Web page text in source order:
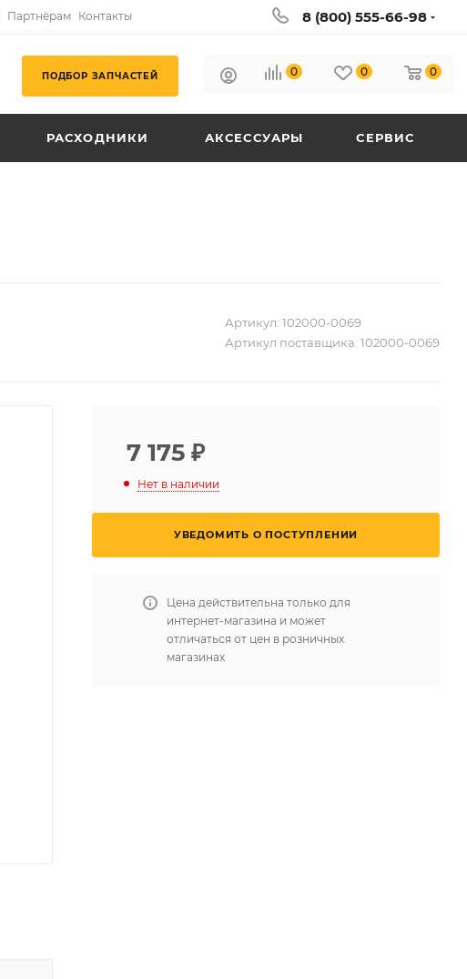
Партнёрам Контакты 8 (800) 555-66-98
ПОДБОР ЗАПЧАСТЕЙ 0 0 0
РАСХОДНИКИ АКСЕССУАРЫ СЕРВИС
Артикул: 102000-0069
Артикул поставщика: 102000-0069
7 175 ₽
Нет в наличии
УВЕДОМИТЬ О ПОСТУПЛЕНИИ
Цена действительна только для
интернет-магазина и может
отличаться от цен в розничных
магазинах